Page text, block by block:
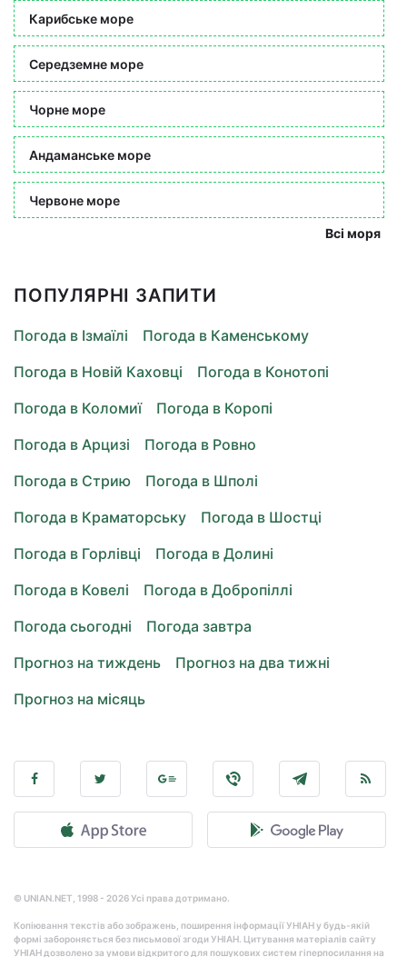
Карибське море
Середземне море
Чорне море
Андаманське море
Червоне море
Всі моря
ПОПУЛЯРНІ ЗАПИТИ
Погода в Ізмаїлі
Погода в Каменському
Погода в Новій Каховці
Погода в Конотопі
Погода в Коломиї
Погода в Коропі
Погода в Арцизі
Погода в Ровно
Погода в Стрию
Погода в Шполі
Погода в Краматорську
Погода в Шостці
Погода в Горлівці
Погода в Долині
Погода в Ковелі
Погода в Добропіллі
Погода сьогодні
Погода завтра
Прогноз на тиждень
Прогноз на два тижні
Прогноз на місяць
© UNIAN.NET, 1998 - 2026 Усі права дотримано.
Копіювання текстів або зображень, поширення інформації УНІАН у будь-якій
формі забороняється без письмової згоди УНІАН. Цитування матеріалів сайту
УНІАН дозволено за умови відкритого для пошукових систем гіперпосилання на